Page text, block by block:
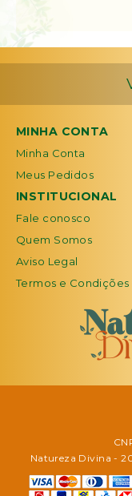
MINHA CONTA
Minha Conta
Meus Pedidos
INSTITUCIONAL
Fale conosco
Quem Somos
Aviso Legal
Termos e Condições
Natureza Divina -